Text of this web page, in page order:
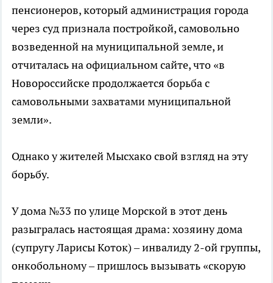
пенсионеров, который администрация города
через суд признала постройкой, самовольно
возведенной на муниципальной земле, и
отчиталась на официальном сайте, что «в
Новороссийске продолжается борьба с
самовольными захватами муниципальной
земли».
Однако у жителей Мысхако свой взгляд на эту
борьбу.
У дома №33 по улице Морской в этот день
разыгралась настоящая драма: хозяину дома
(супругу Ларисы Коток) – инвалиду 2-ой группы,
онкобольному – пришлось вызывать «скорую